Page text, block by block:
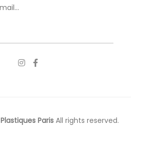
Plastiques ParisAll rights reserved.